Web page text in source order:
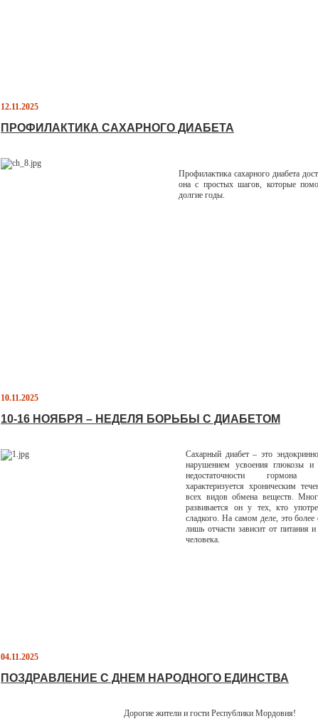
12.11.2025
ПРОФИЛАКТИКА САХАРНОГО ДИАБЕТА
Профилактика сахарного диабета
она с простых шагов, которые
долгие годы.
10.11.2025
10-16 НОЯБРЯ – НЕДЕЛЯ БОРЬБЫ С ДИАБЕТОМ
Сахарный диабет – это
нарушением усвоения глюкозы и
недостаточности гормона
характеризуется хроническим
всех видов обмена веществ.
развивается он у тех, кто
сладкого. На самом деле, это более
лишь отчасти зависит от питания
человека.
04.11.2025
ПОЗДРАВЛЕНИЕ С ДНЕМ НАРОДНОГО ЕДИНСТВА
Дорогие жители и гости Республики Мордовия!